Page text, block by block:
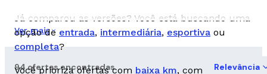
Já comparou as versões? Você está buscando uma
opção de entrada, intermediária, esportiva ou
completa?
Você prioriza ofertas com baixa km, com
Ver mais
94 ofertas encontradas Relevância